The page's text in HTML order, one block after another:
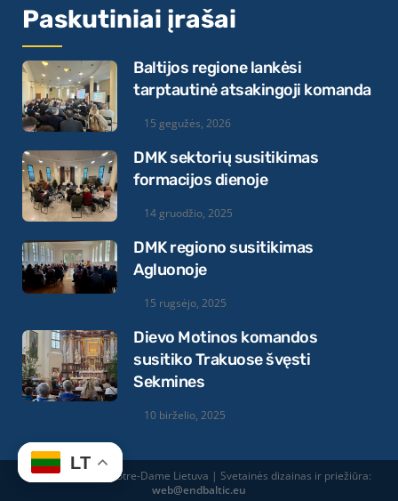
Paskutiniai įrašai
Baltijos regione lankėsi
tarptautinė atsakingoji komanda
15 gegužės, 2026
DMK sektorių susitikimas
formacijos dienoje
14 gruodžio, 2025
DMK regiono susitikimas
Agluonoje
15 rugsėjo, 2025
Dievo Motinos komandos
susitiko Trakuose švęsti
Sekmines
10 birželio, 2025
© 2026 Equipes Notre-Dame Lietuva | Svetainės dizainas ir priežiūra:
web@endbaltic.eu
LT